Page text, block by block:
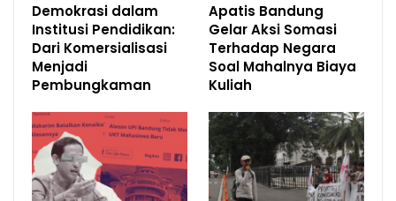
Demokrasi dalam
Institusi Pendidikan:
Dari Komersialisasi
Menjadi
Pembungkaman
Apatis Bandung
Gelar Aksi Somasi
Terhadap Negara
Soal Mahalnya Biaya
Kuliah